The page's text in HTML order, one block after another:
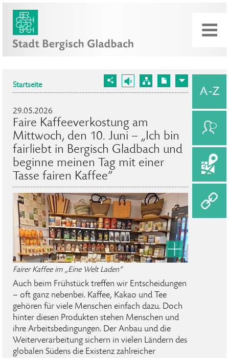
Startseite
29.05.2026
Faire Kaffeeverkostung am
Mittwoch, den 10. Juni – „Ich bin
fairliebt in Bergisch Gladbach und
beginne meinen Tag mit einer
Tasse fairen Kaffee“
Fairer Kaffee im „Eine Welt Laden“
Auch beim Frühstück treffen wir Entscheidungen
– oft ganz nebenbei. Kaffee, Kakao und Tee
gehören für viele Menschen einfach dazu. Doch
hinter diesen Produkten stehen Menschen und
ihre Arbeitsbedingungen. Der Anbau und die
Weiterverarbeitung sichern in vielen Ländern des
globalen Südens die Existenz zahlreicher